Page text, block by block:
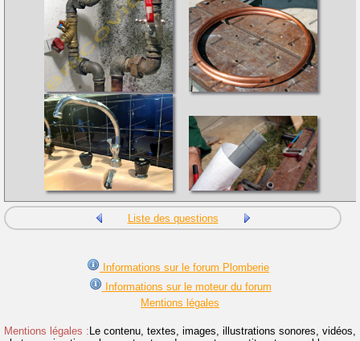
Liste des questions
Informations sur le forum Plomberie
Informations sur le moteur du forum
Mentions légales
Mentions légales :Le contenu, textes, images, illustrations sonores, vidéos,